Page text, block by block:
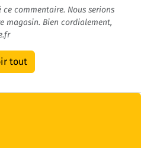
commentaire. Nous serions
magasin. Bien cordialement,
tout